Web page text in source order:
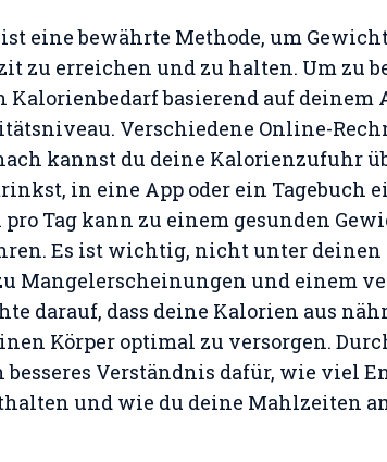
ist eine bewährte Methode, um
zu erreichen und zu halten. Um zu
basierend auf deinem
Verschiedene Online-
kannst du deine Kalorienzufuhr
in eine App oder ein Tagebuch
pro Tag kann zu einem gesunden
Es ist wichtig, nicht unter deinen
Mangelerscheinungen und einem
darauf, dass deine Kalorien aus
Körper optimal zu versorgen.
besseres Verständnis dafür, wie viel
und wie du deine Mahlzeiten